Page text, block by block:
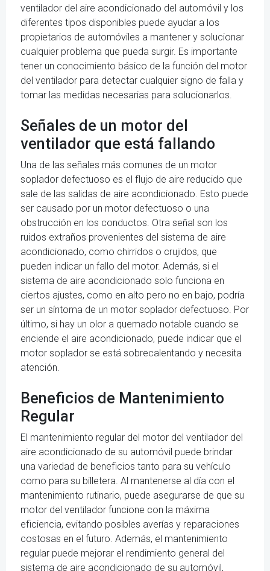
ventilador del aire acondicionado del automóvil y los
diferentes tipos disponibles puede ayudar a los
propietarios de automóviles a mantener y solucionar
cualquier problema que pueda surgir. Es importante
tener un conocimiento básico de la función del motor
del ventilador para detectar cualquier signo de falla y
tomar las medidas necesarias para solucionarlos.
Señales de un motor del
ventilador que está fallando
Una de las señales más comunes de un motor
soplador defectuoso es el flujo de aire reducido que
sale de las salidas de aire acondicionado. Esto puede
ser causado por un motor defectuoso o una
obstrucción en los conductos. Otra señal son los
ruidos extraños provenientes del sistema de aire
acondicionado, como chirridos o crujidos, que
pueden indicar un fallo del motor. Además, si el
sistema de aire acondicionado solo funciona en
ciertos ajustes, como en alto pero no en bajo, podría
ser un síntoma de un motor soplador defectuoso. Por
último, si hay un olor a quemado notable cuando se
enciende el aire acondicionado, puede indicar que el
motor soplador se está sobrecalentando y necesita
atención.
Beneficios de Mantenimiento
Regular
El mantenimiento regular del motor del ventilador del
aire acondicionado de su automóvil puede brindar
una variedad de beneficios tanto para su vehículo
como para su billetera. Al mantenerse al día con el
mantenimiento rutinario, puede asegurarse de que su
motor del ventilador funcione con la máxima
eficiencia, evitando posibles averías y reparaciones
costosas en el futuro. Además, el mantenimiento
regular puede mejorar el rendimiento general del
sistema de aire acondicionado de su automóvil,